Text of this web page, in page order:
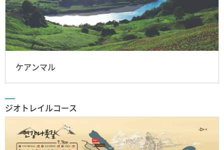
ケアンマル
ジオトレイルコース